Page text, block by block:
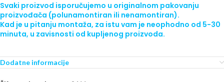
Svaki proizvod isporučujemo u originalnom pakovanju
proizvođača (polunamontiran ili nenamontiran).
Kad je u pitanju montaža, za istu vam je neophodno od 5-30
minuta, u zavisnosti od kupljenog proizvoda.
Dodatne informacije